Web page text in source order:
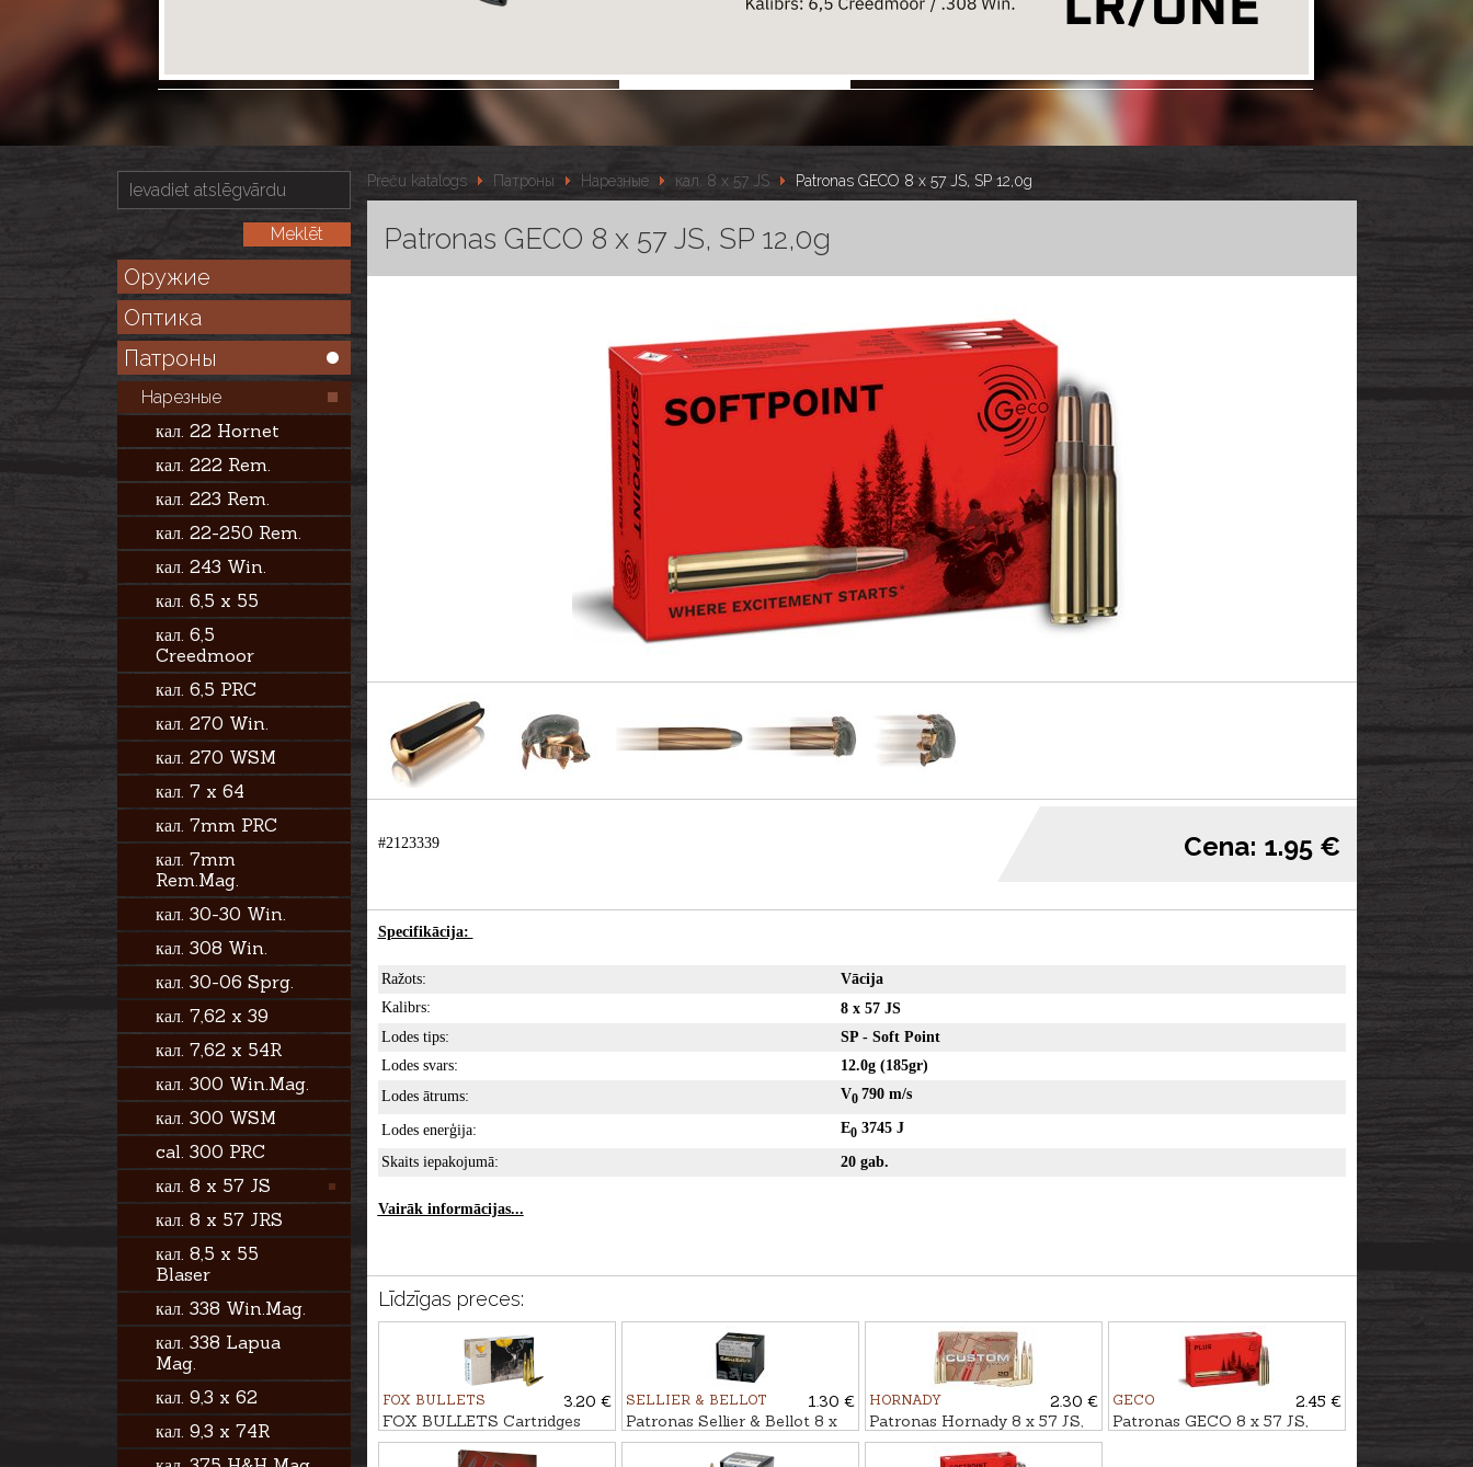
Оружие
Оптика
Патроны
Нарезные
кал. 22 Hornet
кал. 222 Rem.
кал. 223 Rem.
кал. 22-250 Rem.
кал. 243 Win.
кал. 6,5 x 55
кал. 6,5
Creedmoor
кал. 6,5 PRC
кал. 270 Win.
кал. 270 WSM
кал. 7 x 64
кал. 7mm PRC
кал. 7mm
Rem.Mag.
кал. 30-30 Win.
кал. 308 Win.
кал. 30-06 Sprg.
кал. 7,62 x 39
кал. 7,62 x 54R
кал. 300 Win.Mag.
кал. 300 WSM
cal. 300 PRC
кал. 8 x 57 JS
кал. 8 x 57 JRS
кал. 8,5 x 55
Blaser
кал. 338 Win.Mag.
кал. 338 Lapua
Mag.
кал. 9,3 x 62
кал. 9,3 x 74R
Preču katalogs Патроны Нарезные кал. 8 x 57 JS Patronas GECO 8 x 57 JS, SP 12,0g
Patronas GECO 8 x 57 JS, SP 12,0g
#2123339 Cena: 1.95 €
Specifikācija:
Ražots:
Vācija
Kalibrs:
8 x 57 JS
Lodes tips:
SP - Soft Point
Lodes svars:
12.0g (185gr)
Lodes ātrums:
V0 790 m/s
Lodes enerģija: E03745 J
Skaits iepakojumā: 20 gab.
Vairāk informācijas...
Līdzīgas preces:
FOX BULLETS
3.20 €
FOX BULLETS Cartridges
8x75 JS 10,4g - non-lead
SELLIER & BELLOT
1.30 €
Patronas Sellier & Bellot 8 x
57 JS, FMJ 12,7g
HORNADY
2.30 €
Patronas Hornady 8 x 57 JS,
SP 12,6g Custom INT
GECO
2.45 €
Patronas GECO 8 x 57 JS,